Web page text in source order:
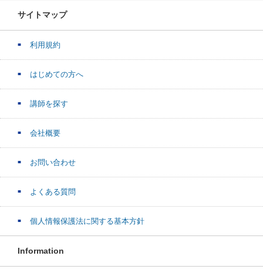
サイトマップ
利用規約
はじめての方へ
講師を探す
会社概要
お問い合わせ
よくある質問
個人情報保護法に関する基本方針
Information